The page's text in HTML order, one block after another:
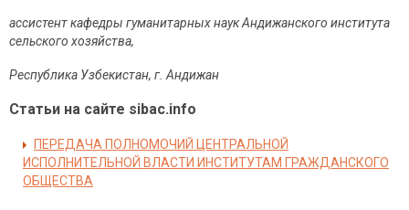
ассистент кафедры гуманитарных наук Андижанского института
сельского хозяйства,
Республика Узбекистан, г Андижан
Статьи на сайте sibac.info
ПЕРЕДАЧА ПОЛНОМОЧИЙ ЦЕНТРАЛЬНОЙ
ИСПОЛНИТЕЛЬНОЙ ВЛАСТИ ИНСТИТУТАМ ГРАЖДАНСКОГО
ОБЩЕСТВА